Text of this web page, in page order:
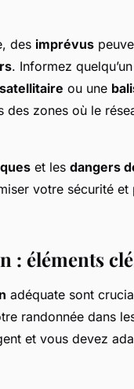
des imprévus
. Informez
ou une
des zones où le
et les dangers
votre sécurité
éléments
adéquate sont
randonnée dans
et vous devez